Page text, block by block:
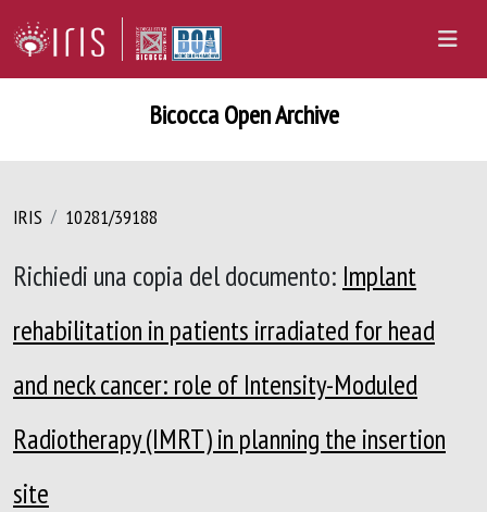
Bicocca Open Archive
IRIS 10281/39188
Richiedi una copia del documento: Implant
rehabilitation in patients irradiated for head
and neck cancer: role of Intensity-Moduled
Radiotherapy (IMRT) in planning the insertion
site